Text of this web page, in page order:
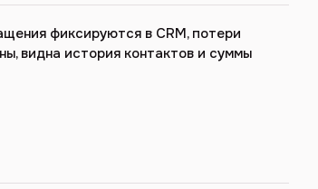
фиксируются в CRM, потери
видна история контактов и суммы